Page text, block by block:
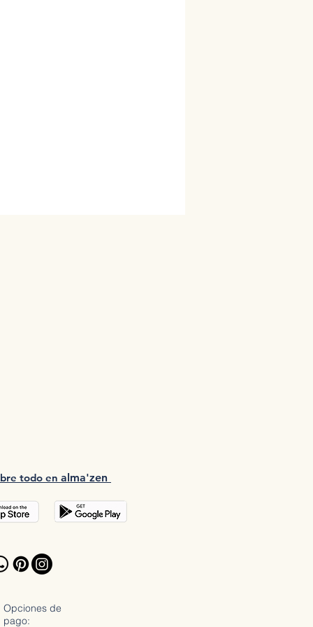
todo en a lma'zen
Opciones de
pago: